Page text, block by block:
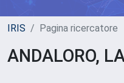
IRIS Pagina ricercatore
ANDALORO,